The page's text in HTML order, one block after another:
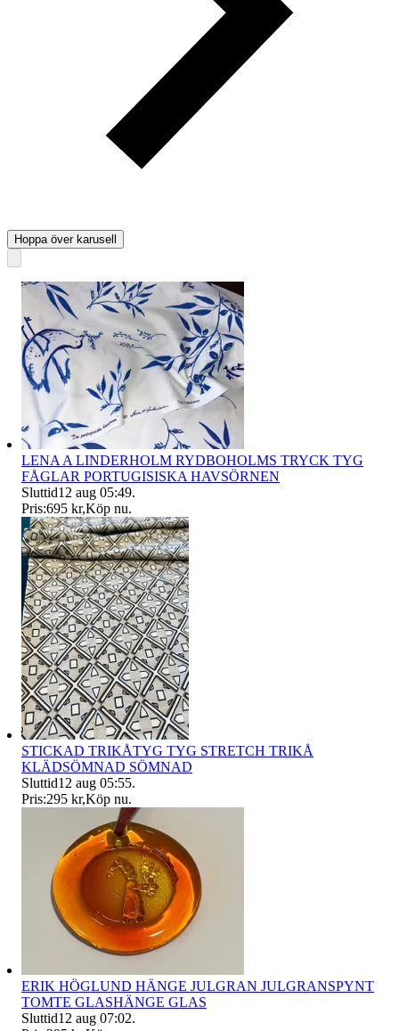
Hoppa över karusell
LENA A LINDERHOLM RYDBOHOLMS TRYCK TYG
FÅGLAR PORTUGISISKA HAVSÖRNEN
Sluttid12 aug 05:49.
Pris:695 kr,Köp nu.
STICKAD TRIKÅTYG TYG STRETCH TRIKÅ
KLÄDSÖMNAD SÖMNAD
Sluttid12 aug 05:55.
Pris:295 kr,Köp nu.
ERIK HÖGLUND HÄNGE JULGRAN JULGRANSPYNT
TOMTE GLASHÄNGE GLAS
Sluttid12 aug 07:02.